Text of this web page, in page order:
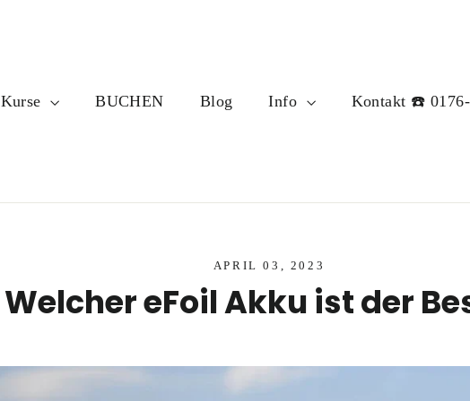
Kurse BUCHEN Blog Info Kontakt ☎️ 0176-
APRIL 03, 2023
Welcher eFoil Akku ist der